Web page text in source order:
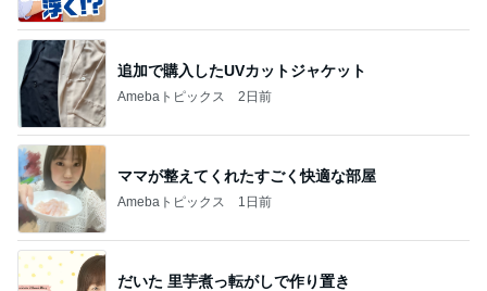
追加で購入したUVカットジャケット
Amebaトピックス 2日前
ママが整えてくれたすごく快適な部屋
Amebaトピックス 1日前
だいた 里芋煮っ転がしで作り置き